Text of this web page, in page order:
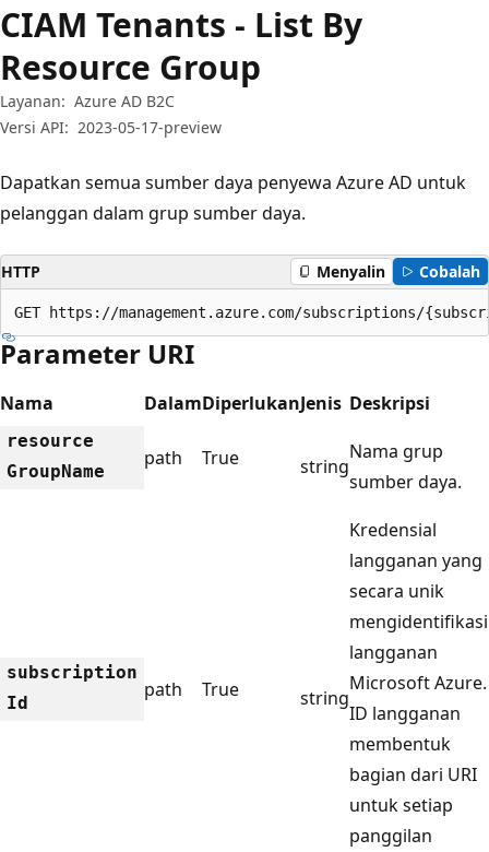
CIAM Tenants - List By
Resource Group
Layanan: Azure AD B2C
Versi API: 2023-05-17-preview
Dapatkan semua sumber daya penyewa Azure AD untuk
pelanggan dalam grup sumber daya.
HTTP Menyalin Cobalah
GET https://management.azure.com/subscriptions/
Parameter URI
Nama DalamDiperlukanJenis Deskripsi
resource
GroupName
path True string
Nama grup
sumber daya.
subscription
Id
path True string
Kredensial
langganan yang
secara unik
mengidentifikasi
langganan
Microsoft Azure.
ID langganan
membentuk
bagian dari URI
untuk setiap
panggilan